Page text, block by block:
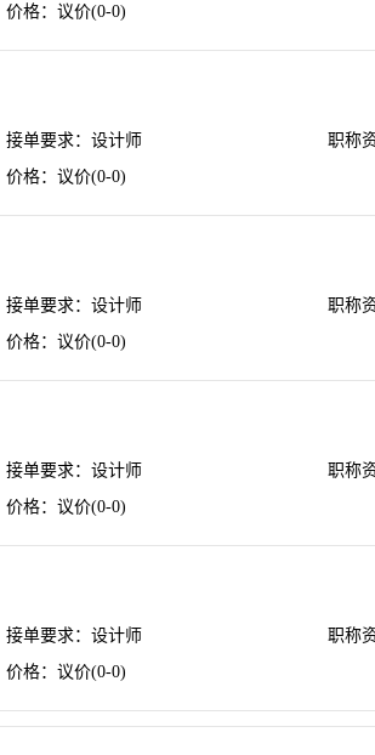
价格：议价(0-0)
接单要求：设计师
价格：议价(0-0)
职称
接单要求：设计师
价格：议价(0-0)
职称
接单要求：设计师
价格：议价(0-0)
职称
接单要求：设计师
价格：议价(0-0)
职称